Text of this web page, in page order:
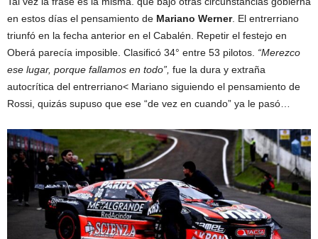
en estos días el pensamiento de Mariano Werner. El entrerriano
triunfó en la fecha anterior en el Cabalén. Repetir el festejo en
Oberá parecía imposible. Clasificó 34° entre 53 pilotos. “Merezco
ese lugar, porque fallamos en todo”, fue la dura y extraña
autocrítica del entrerriano< Mariano siguiendo el pensamiento de
Rossi, quizás supuso que ese “de vez en cuando” ya le pasó…